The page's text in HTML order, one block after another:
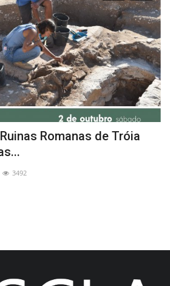
Romanas de Tróia
3492